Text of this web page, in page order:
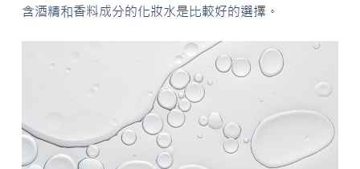
含酒精和香料成分的化妝水是比較好的選擇。